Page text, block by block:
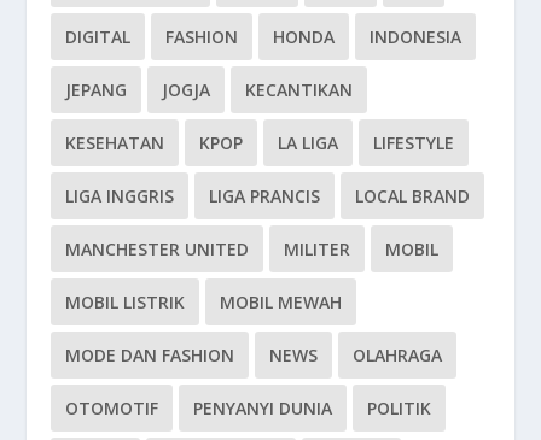
DIGITAL FASHION HONDA INDONESIA
JEPANG JOGJA KECANTIKAN
KESEHATAN KPOP LA LIGA LIFESTYLE
LIGA INGGRIS LIGA PRANCIS LOCAL BRAND
MANCHESTER UNITED MILITER MOBIL
MOBIL LISTRIK MOBIL MEWAH
MODE DAN FASHION NEWS OLAHRAGA
OTOMOTIF PENYANYI DUNIA POLITIK